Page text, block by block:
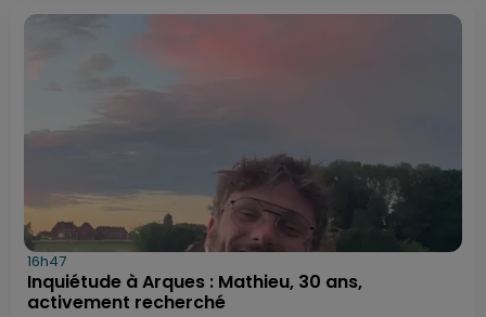
16h47
Inquiétude à Arques : Mathieu, 30 ans,
activement recherché